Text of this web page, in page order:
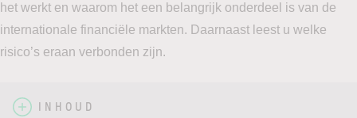
het werkt en waarom het een belangrijk onderdeel is van de
internationale financiële markten. Daarnaast leest u welke
risico’s eraan verbonden zijn.
INHOUD